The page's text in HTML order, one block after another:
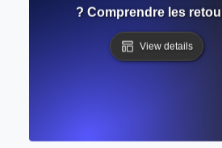
l'édition ? Comprendre les
View details